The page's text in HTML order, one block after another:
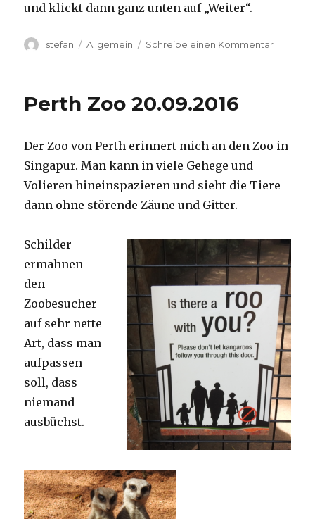
und klickt dann ganz unten auf „Weiter“.
Autor
stefan Kategorien
Allgemein Schreibe einen Kommentarzu
Perth
Perth Zoo 20.09.2016
Der Zoo von Perth erinnert mich an den Zoo in
Singapur. Man kann in viele Gehege und
Volieren hineinspazieren und sieht die Tiere
dann ohne störende Zäune und Gitter.
Schilder
ermahnen
den
Zoobesucher
auf sehr nette
Art, dass man
aufpassen
soll, dass
niemand
ausbüchst.